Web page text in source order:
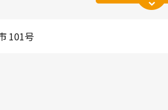
101号